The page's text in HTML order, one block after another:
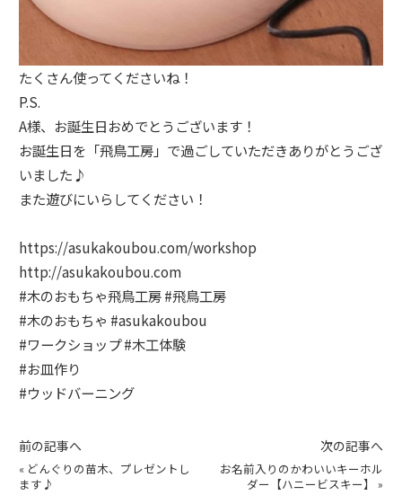
たくさん使ってくださいね！
P.S.
A様、お誕生日おめでとうございます！
お誕生日を「飛鳥工房」で過ごしていただきありがとうござ
いました♪
また遊びにいらしてください！
https://asukakoubou.com/workshop
http://asukakoubou.com
#木のおもちゃ飛鳥工房#飛鳥工房
#木のおもちゃ #asukakoubou
#ワークショップ#木工体験
#お皿作り
#ウッドバーニング
前の記事へ
« どんぐりの苗木、プレゼントし
ます♪
次の記事へ
お名前入りのかわいいキーホル
ダー【ハニービスキー】 »